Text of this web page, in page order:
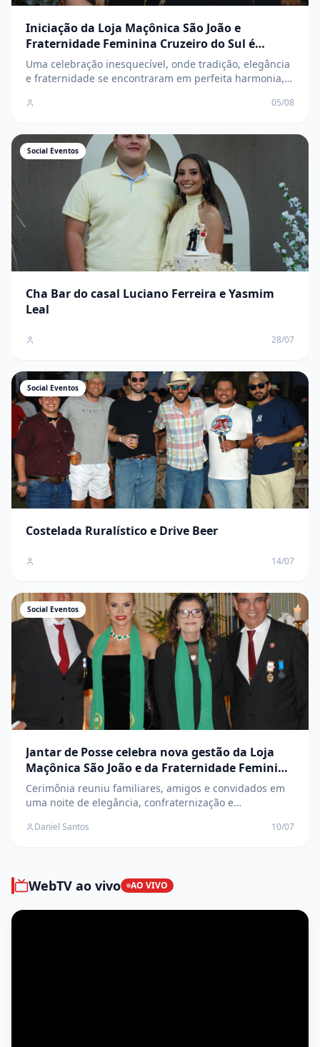
Iniciação da Loja Maçônica São João e
Fraternidade Feminina Cruzeiro do Sul é
marcada por elegância, tradição e
confraternização
Uma celebração inesquecível, onde tradição, elegância
e fraternidade se encontraram em perfeita harmonia,
caminhada para os novos membros
05/08
Social Eventos
Cha Bar do casal Luciano Ferreira e Yasmim
Leal
28/07
Social Eventos
Costelada Ruralístico e Drive Beer
14/07
Social Eventos
Jantar de Posse celebra nova gestão da Loja
Maçônica São João e da Fraternidade Feminina
Cruzeiro do Sul
Cerimônia reuniu familiares, amigos e convidados em
uma noite de elegância, confraternização e
Daniel Santos 10/07
WebTV ao vivo AO VIVO